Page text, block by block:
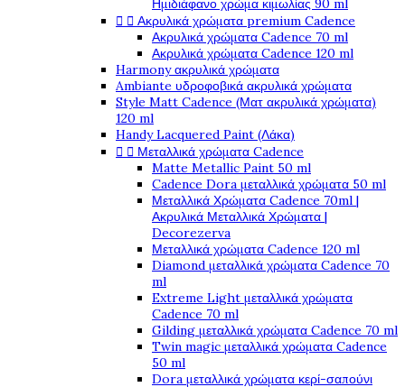
Ημιδιάφανο χρώμα κιμωλίας 90 ml
  Ακρυλικά χρώματα premium Cadence
Ακρυλικά χρώματα Cadence 70 ml
Ακρυλικά χρώματα Cadence 120 ml
Harmony ακρυλικά χρώματα
Ambiante υδροφοβικά ακρυλικά χρώματα
Style Matt Cadence (Ματ ακρυλικά χρώματα)
120 ml
Handy Lacquered Paint (Λάκα)
  Μεταλλικά χρώματα Cadence
Matte Metallic Paint 50 ml
Cadence Dora μεταλλικά χρώματα 50 ml
Μεταλλικά Χρώματα Cadence 70ml |
Ακρυλικά Μεταλλικά Χρώματα |
Decorezerva
Μεταλλικά χρώματα Cadence 120 ml
Diamond μεταλλικά χρώματα Cadence 70
ml
Extreme Light μεταλλικά χρώματα
Cadence 70 ml
Gilding μεταλλικά χρώματα Cadence 70 ml
Twin magic μεταλλικά χρώματα Cadence
50 ml
Dora μεταλλικά χρώματα κερί-σαπούνι